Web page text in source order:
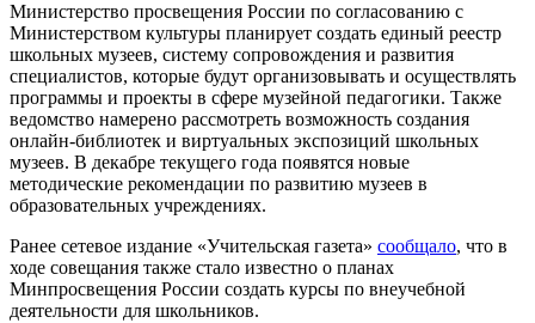
Министерство просвещения России по согласованию с
Министерством культуры планирует создать единый реестр
школьных музеев, систему сопровождения и развития
специалистов, которые будут организовывать и осуществлять
программы и проекты в сфере музейной педагогики. Также
ведомство намерено рассмотреть возможность создания
онлайн-библиотек и виртуальных экспозиций школьных
музеев. В декабре текущего года появятся новые
методические рекомендации по развитию музеев в
образовательных учреждениях.
Ранее сетевое издание «Учительская газета» сообщало, что в
ходе совещания также стало известно о планах
Минпросвещения России создать курсы по внеучебной
деятельности для школьников.